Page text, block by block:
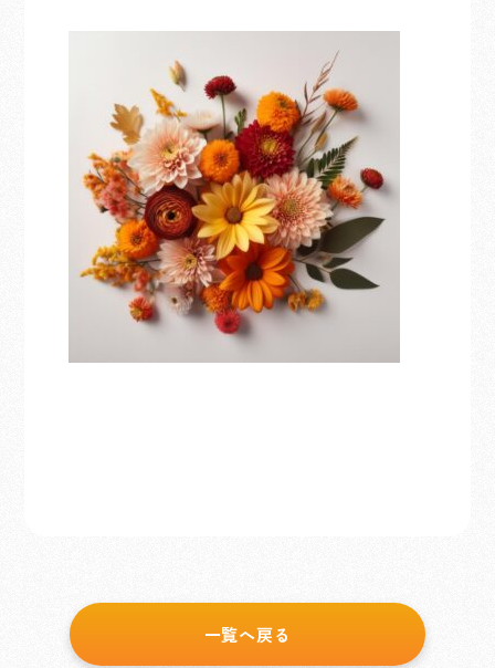
一覧へ戻る